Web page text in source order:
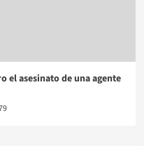
el asesinato de una agente